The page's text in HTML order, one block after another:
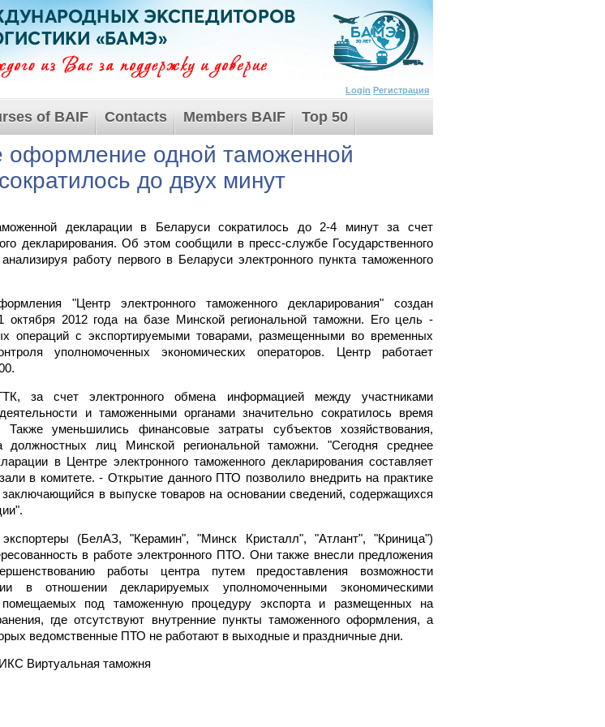
Login Регистрация
of BAIF Contacts Members BAIF Top 50
оформление одной таможенной
до двух минут
декларации в Беларуси сократилось до 2-4 минут за счет
декларирования. Об этом сообщили в пресс-службе Государственного
работу первого в Беларуси электронного пункта таможенного
"Центр электронного таможенного декларирования" создан
октября 2012 года на базе Минской региональной таможни. Его цель -
операций с экспортируемыми товарами, размещенными во временных
уполномоченных экономических операторов. Центр работает
за счет электронного обмена информацией между участниками
и таможенными органами значительно сократилось время
Также уменьшились финансовые затраты субъектов хозяйствования,
должностных лиц Минской региональной таможни. "Сегодня среднее
в Центре электронного таможенного декларирования составляет
в комитете. - Открытие данного ПТО позволило внедрить на практике
в выпуске товаров на основании сведений, содержащихся
(БелАЗ, "Керамин", "Минск Кристалл", "Атлант", "Криница")
в работе электронного ПТО. Они также внесли предложения
работы центра путем предоставления возможности
в отношении декларируемых уполномоченными экономическими
помещаемых под таможенную процедуру экспорта и размещенных на
где отсутствуют внутренние пункты таможенного оформления, а
ведомственные ПТО не работают в выходные и праздничные дни.
Виртуальная таможня